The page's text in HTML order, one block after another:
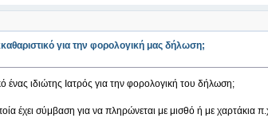
για την φορολογική μας δήλωση;
ένας ιδιώτης Ιατρός για την φορολογική του δήλωση;
έχει σύμβαση για να πληρώνεται με μισθό ή με χαρτάκια